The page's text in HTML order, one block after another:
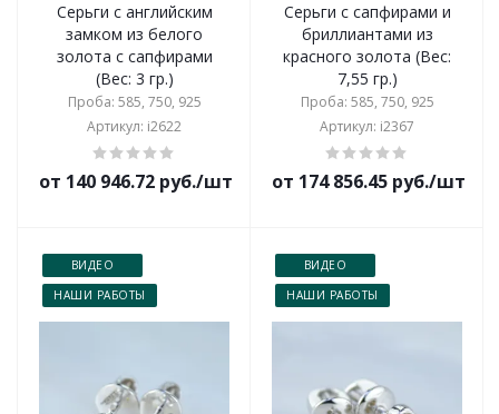
Серьги с английским
замком из белого
золота с сапфирами
(Вес: 3 гр.)
Проба: 585, 750, 925
Артикул: i2622
от 140 946.72 руб./шт
Серьги с сапфирами и
бриллиантами из
красного золота (Вес:
7,55 гр.)
Проба: 585, 750, 925
Артикул: i2367
от 174 856.45 руб./шт
ВИДЕО
НАШИ РАБОТЫ
ВИДЕО
НАШИ РАБОТЫ